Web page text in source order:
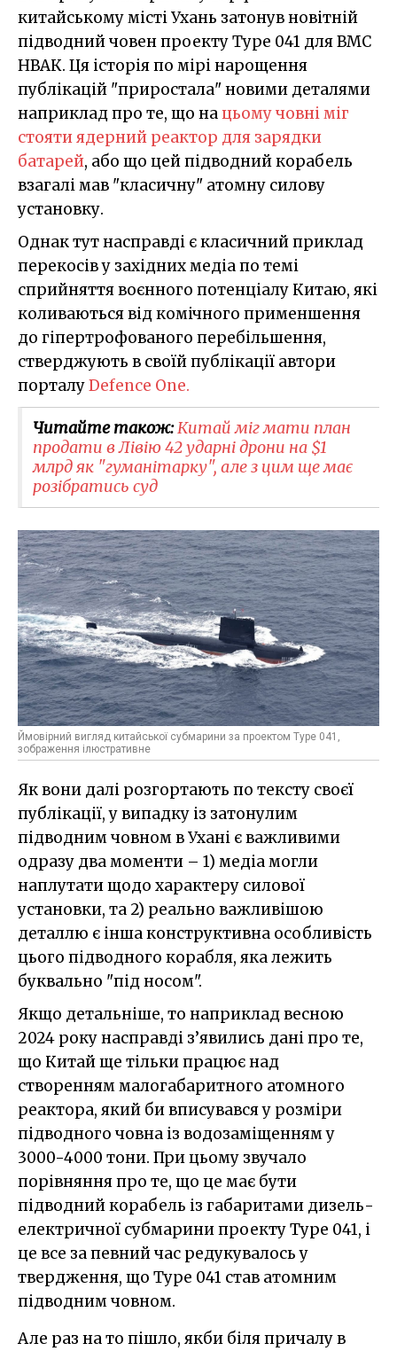
китайському місті Ухань затонув новітній
підводний човен проекту Type 041 для ВМС
НВАК. Ця історія по мірі нарощення
публікацій "приростала" новими деталями
наприклад про те, що нацьому човні міг
стояти ядерний реактор для зарядки
батарей, або що цей підводний корабель
взагалі мав "класичну" атомну силову
установку.
Однак тут насправді є класичний приклад
перекосів у західних медіа по темі
сприйняття воєнного потенціалу Китаю, які
коливаються від комічного применшення
до гіпертрофованого перебільшення,
стверджують в своїй публікації автори
порталуDefence One.
Читайте також:Китай міг мати план
продати в Лівію 42 ударні дрони на $1
млрд як "гуманітарку", але з цим ще має
розібратись суд
Ймовірний вигляд китайської субмарини за проектом Type 041,
зображення ілюстративне
Як вони далі розгортають по тексту своєї
публікації, у випадку із затонулим
підводним човном в Ухані є важливими
одразу два моменти – 1) медіа могли
наплутати щодо характеру силової
установки, та 2) реально важливішою
деталлю є інша конструктивна особливість
цього підводного корабля, яка лежить
буквально "під носом".
Якщо детальніше, то наприклад весною
2024 року насправді з’явились дані про те,
що Китай ще тільки працює над
створенням малогабаритного атомного
реактора, який би вписувався у розміри
підводного човна із водозаміщенням у
3000-4000 тони. При цьому звучало
порівняння про те, що це має бути
підводний корабель із габаритами дизель-
електричної субмарини проекту Type 041, і
це все за певний час редукувалось у
твердження, що Type 041 став атомним
підводним човном.
Але раз на то пішло, якби біля причалу в